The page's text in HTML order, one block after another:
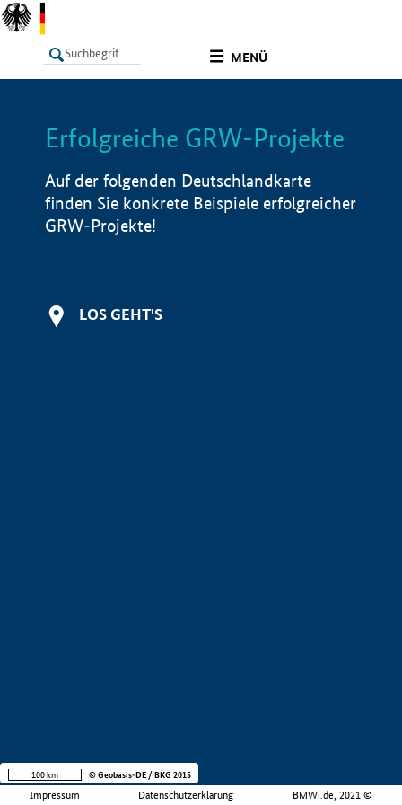
MENÜ
LISTE Info
Erfolgreiche GRW-Projekte
Auf der folgenden Deutschlandkarte
finden Sie konkrete Beispiele erfolgreicher
GRW-Projekte!
LOS GEHT'S
Impressum Datenschutzerklärung BMWi.de, 2021 ©
100 km © Geobasis-DE / BKG 2015